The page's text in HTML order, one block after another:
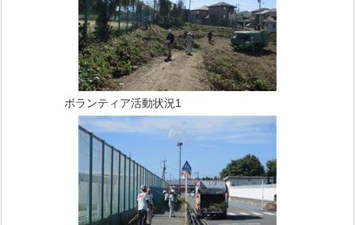
ボランティア活動状況1